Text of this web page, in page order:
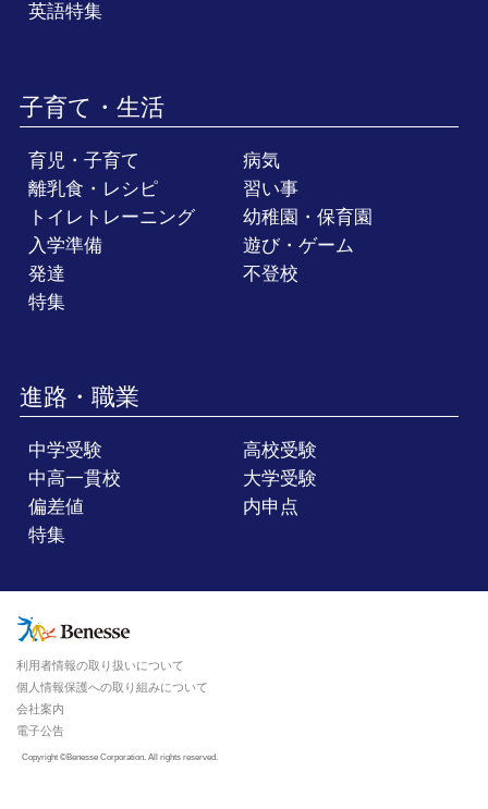
英語特集
子育て・生活
育児・子育て
病気
離乳食・レシピ
習い事
トイレトレーニング
幼稚園・保育園
入学準備
遊び・ゲーム
発達
不登校
特集
進路・職業
中学受験
高校受験
中高一貫校
大学受験
偏差値
内申点
特集
Copyright ©Benesse Corporation. All rights reserved.
利用者情報の取り扱いについて
個人情報保護への取り組みについて
会社案内
電子公告